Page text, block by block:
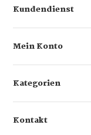
Kundendienst
Mein Konto
Kategorien
Kontakt